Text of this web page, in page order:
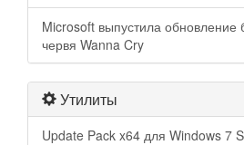
Microsoft выпустила обновление
червя Wanna Cry
Утилиты
Update Pack x64 для Windows 7